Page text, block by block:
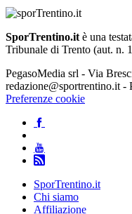
SporTrentino.it è una
Tribunale di Trento (aut. n.
PegasoMedia srl - Via
redazione@sportrentino.it -
Preferenze cookie
SporTrentino.it
Chi siamo
Affiliazione